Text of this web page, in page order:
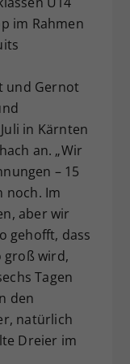
im Rahmen
und Gernot
in Kärnten
an. „Wir
– 15
noch. Im
aber wir
gehofft, dass
groß wird,
Tagen
den
natürlich
Dreier im
Ihre Consent-
eine
die
Ihrer
falls der
eingestellt